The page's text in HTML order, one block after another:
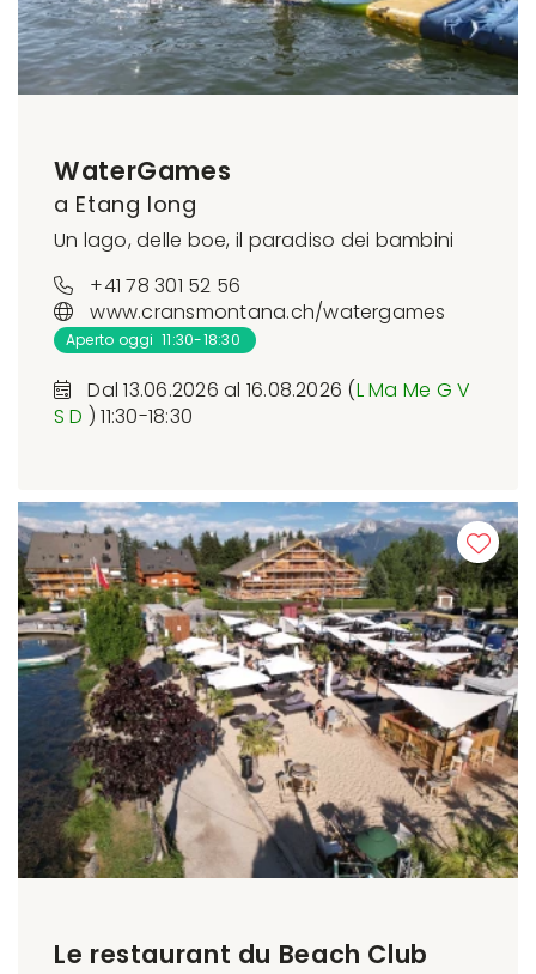
WaterGames
a Etang long
Un lago, delle boe, il paradiso dei bambini
+41 78 301 52 56
www.cransmontana.ch/watergames
Aperto oggi 11:30-18:30
Dal 13.06.2026 al 16.08.2026 (LMa Me GV
SD ) 11:30-18:30
Le restaurant du Beach Club